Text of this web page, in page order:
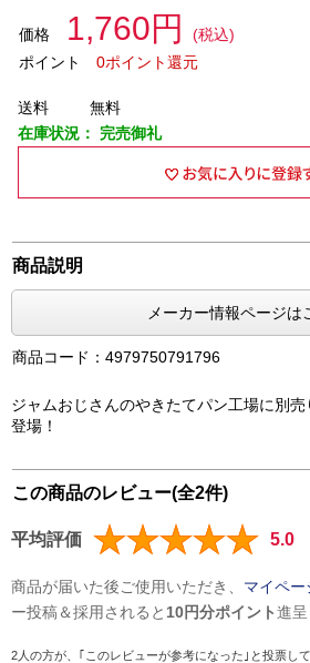
価格 1,760円
(税込)
ポイント
0ポイント還元
送料
無料
在庫状況： 完売御礼
商品説明
メーカー情報ページは
商品コード：4979750791796
ジャムおじさんのやきたてパン工場に別
登場！
この商品のレビュー(全2件)
平均評価 5.0
商品が届いた後ご使用いただき、 マイペー
ー投稿＆採用されると 10円分ポイント進呈
2人の方が、｢このレビューが参考になった｣と投票して